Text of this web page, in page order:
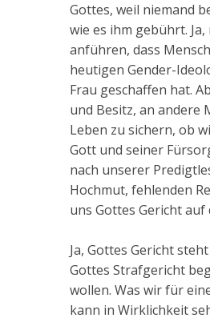
Gottes, weil niemand
wie es ihm gebührt.
anführen, dass
heutigen Gender-
Frau geschaffen hat.
und Besitz, an andere
Leben zu sichern, ob
Gott und seiner
nach unserer
Hochmut, fehlenden
uns Gottes Gericht
Ja, Gottes Gericht
Gottes Strafgericht
wollen. Was wir für
kann in Wirklichkeit